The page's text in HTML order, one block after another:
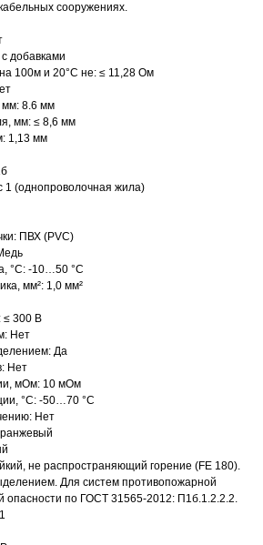
сооружениях.
добавками
100м и 20°С не: ≤ 11,28 Ом
мм: 8.6 мм
мм: ≤ 8,6 мм
1,13 мм
1 (однопроволочная жила)
ПВХ (PVC)
°C: -10…50 °C
мм²: 1,0 мм²
≤ 300 В
Нет
Да
Нет
мОм: 10 мОм
°C: -50…70 °C
Нет
не распространяющий горение (FE 180).
Для систем противопожарной
опасности по ГОСТ 31565-2012: П1б.1.2.2.2.